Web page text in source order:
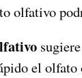
olfativo
el